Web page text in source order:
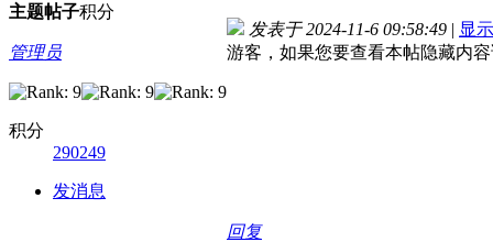
主题帖子积分
管理员
积分
290249
发消息
发表于 2024-11-6 09:58:49 | 显
游客，如果您要查看本帖隐藏内
回复